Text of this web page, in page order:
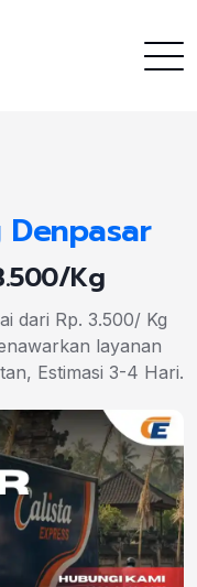
Denpasar
Kg
dari Rp. 3.500/ Kg
layanan
Estimasi 3-4 Hari.